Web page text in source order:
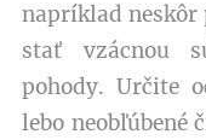
napríklad neskôr
stať vzácnou
pohody. Určite
lebo neobľúbené